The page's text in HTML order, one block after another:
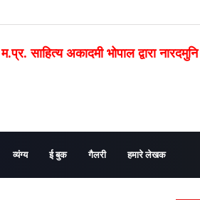
म.प्र. साहित्य अकादमी भोपाल द्वारा
व्यंग्य ई बुक गैलरी हमारे लेखक